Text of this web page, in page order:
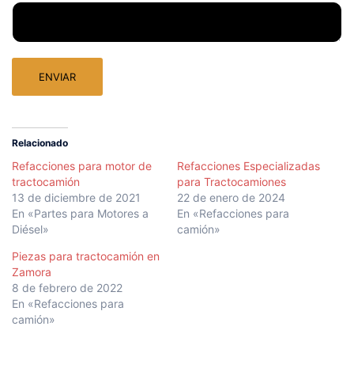
ENVIAR
Relacionado
Refacciones para motor de
tractocamión
13 de diciembre de 2021
En «Partes para Motores a
Diésel»
Refacciones Especializadas
para Tractocamiones
22 de enero de 2024
En «Refacciones para
camión»
Piezas para tractocamión en
Zamora
8 de febrero de 2022
En «Refacciones para
camión»